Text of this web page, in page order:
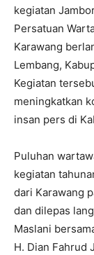
kegiatan
Persatuan
Karawang
Lembang,
Kegiatan
meningkatkan
insan pers di
Puluhan
kegiatan
dari Karawang
dan dilepas
Maslani
H. Dian Fahrud